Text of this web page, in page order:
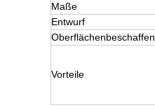
Maße
Entwurf
Vorteile